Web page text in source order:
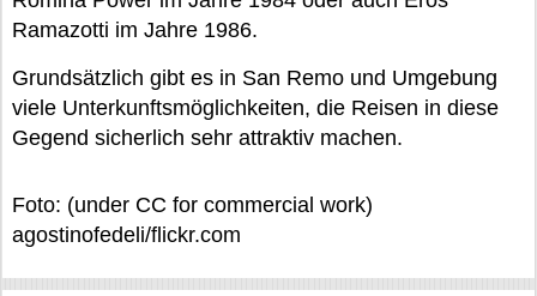
Ramazotti im Jahre 1986.
Grundsätzlich gibt es in San Remo und Umgebung
viele Unterkunftsmöglichkeiten, die Reisen in diese
Gegend sicherlich sehr attraktiv machen.
Foto: (under СС for commercial work)
agostinofedeli/flickr.com